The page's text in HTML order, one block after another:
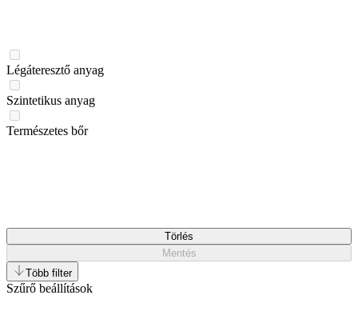
Légáteresztő anyag
Szintetikus anyag
Természetes bőr
Törlés
Mentés
Több filter
Szűrő beállítások